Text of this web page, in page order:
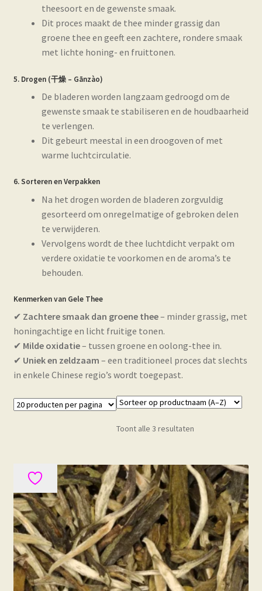
theesoort en de gewenste smaak.
Dit proces maakt de thee minder grassig dan
groene thee en geeft een zachtere, rondere smaak
met lichte honing- en fruittonen.
5. Drogen (干燥 – Gānzào)
De bladeren worden langzaam gedroogd om de
gewenste smaak te stabiliseren en de houdbaarheid
te verlengen.
Dit gebeurt meestal in een droogoven of met
warme luchtcirculatie.
6. Sorteren en Verpakken
Na het drogen worden de bladeren zorgvuldig
gesorteerd om onregelmatige of gebroken delen
te verwijderen.
Vervolgens wordt de thee luchtdicht verpakt om
verdere oxidatie te voorkomen en de aroma’s te
behouden.
Kenmerken van Gele Thee
✔ Zachtere smaak dan groene thee– minder grassig, met
honingachtige en licht fruitige tonen.
✔ Milde oxidatie– tussen groene en oolong-thee in.
✔ Uniek en zeldzaam – een traditioneel proces dat slechts
in enkele Chinese regio’s wordt toegepast.
Toont alle 3 resultaten